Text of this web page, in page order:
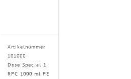
Artikelnummer
101000
Dose Special 1
RPC 1000 ml PE